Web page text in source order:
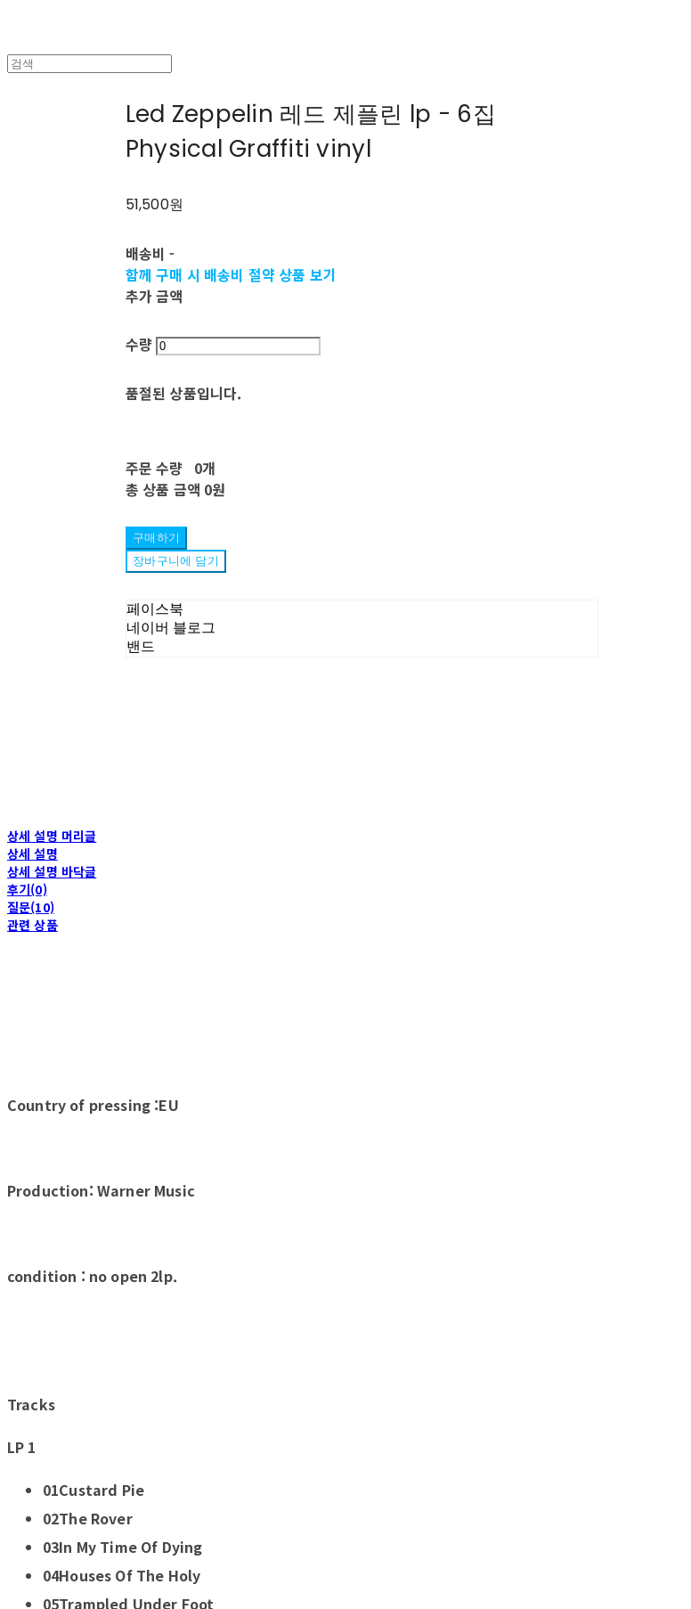
Led Zeppelin 레드 제플린 lp - 6집
Physical Graffiti vinyl
51,500원
배송비-
함께 구매 시 배송비 절약 상품 보기
추가 금액
수량
품절된 상품입니다.
주문 수량 0개
총 상품 금액 0원
구매하기
장바구니에 담기
페이스북
네이버 블로그
밴드
상세 설명 머리글
상세 설명
상세 설명 바닥글
후기(0)
질문(10)
관련 상품
Country of pressing :EU
Production: Warner Music
condition : no open 2lp.
Tracks
LP 1
01Custard Pie
02The Rover
03In My Time Of Dying
04Houses Of The Holy
05Trampled Under Foot